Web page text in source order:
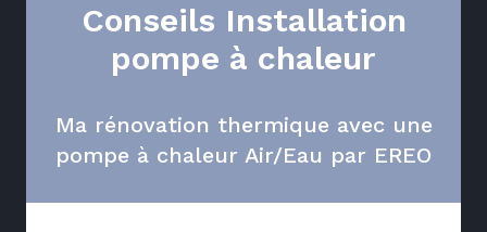
Conseils Installation
pompe à chaleur
Ma rénovation thermique avec une
pompe à chaleur Air/Eau par EREO